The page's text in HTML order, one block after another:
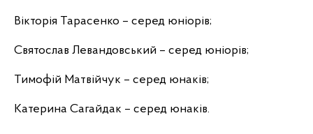
Вікторія Тарасенко – серед юніорів;
Святослав Левандовський – серед юніорів;
Тимофій Матвійчук – серед юнаків;
Катерина Сагайдак – серед юнаків.